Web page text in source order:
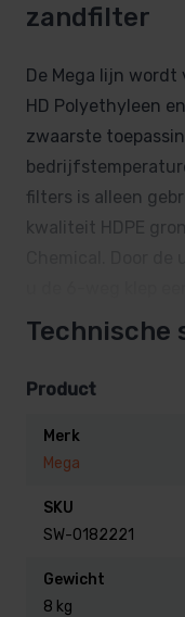
zandfilter
De Mega lijn
HD Polyethyleen
zwaarste
filters is alleen
kwaliteit HDPE
u de 6-weg klep
en positioneren.
Kenmerken:
Compact en
Gemaakt van
spa baden
het huis,
Technische
Product
Merk
Mega
SKU
SW-0182221
Gewicht
8 kg